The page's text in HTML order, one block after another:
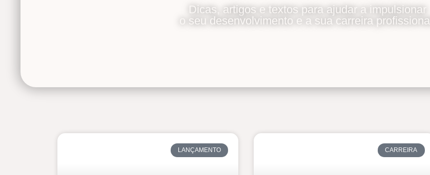
Dicas, artigos e textos para ajudar a impulsionar
o seu desenvolvimento e a sua carreira profissional.
LANÇAMENTO CARREIRA